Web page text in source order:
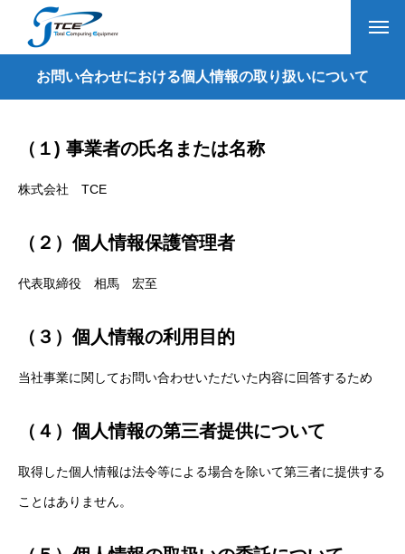
お問い合わせにおける個人情報の取り扱いについて
（１) 事業者の氏名または名称
株式会社 TCE
（２）個人情報保護管理者
代表取締役 相馬 宏至
（３）個人情報の利用目的
当社事業に関してお問い合わせいただいた内容に回答するため
（４）個人情報の第三者提供について
取得した個人情報は法令等による場合を除いて第三者に提供する
ことはありません。